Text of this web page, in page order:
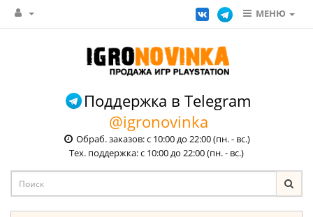
МЕНЮ
Поддержка в Telegram
@igronovinka
Обраб. заказов: с 10:00 до 22:00 (пн. - вс.)
Тех. поддержка: с 10:00 до 22:00 (пн. - вс.)